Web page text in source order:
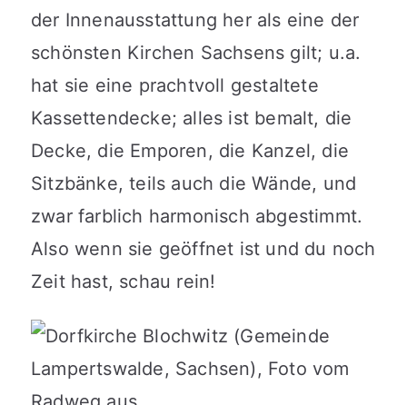
der Innenausstattung her als eine der
schönsten Kirchen Sachsens gilt; u.a.
hat sie eine prachtvoll gestaltete
Kassettendecke; alles ist bemalt, die
Decke, die Emporen, die Kanzel, die
Sitzbänke, teils auch die Wände, und
zwar farblich harmonisch abgestimmt.
Also wenn sie geöffnet ist und du noch
Zeit hast, schau rein!